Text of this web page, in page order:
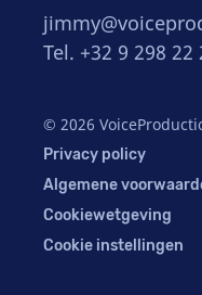
Tel. +32 9 298 22
© 2026
Privacy policy
Algemene
Cookiewetgeving
Cookie instellingen